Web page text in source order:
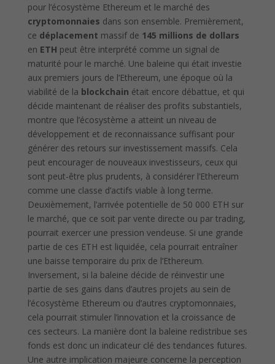
pour l’écosystème Ethereum et le marché des
cryptomonnaies dans son ensemble. Premièrement,
ce déplacement massif de 145 millions de dollars
en ETH peut être interprété comme un signal de
maturité pour le marché. Une baleine qui était investie
aux premiers jours de l’Ethereum, une époque où la
viabilité de la blockchain était encore débattue, et qui
décide maintenant de réaliser des profits substantiels,
montre que l’écosystème a atteint un niveau de
développement et de reconnaissance suffisant pour
générer des retours sur investissement massifs. Cela
peut encourager de nouveaux investisseurs, ceux qui
sont peut-être plus prudents, à considérer l’Ethereum
comme une classe d’actifs viable à long terme.
Deuxièmement, l’arrivée potentielle de 50 000 ETH sur
le marché, que ce soit par vente directe ou par trading,
pourrait exercer une pression vendeuse. Si une grande
partie de ces ETH est liquidée, cela pourrait entraîner
une baisse temporaire du prix de l’Ethereum.
Inversement, si la baleine décide de réinvestir une
partie de ses gains dans d’autres projets au sein de
l’écosystème Ethereum ou d’autres cryptomonnaies,
cela pourrait stimuler l’innovation et la croissance de
ces secteurs. La manière dont la baleine redistribue ses
fonds est donc un indicateur clé des tendances futures.
Une autre implication majeure concerne la perception